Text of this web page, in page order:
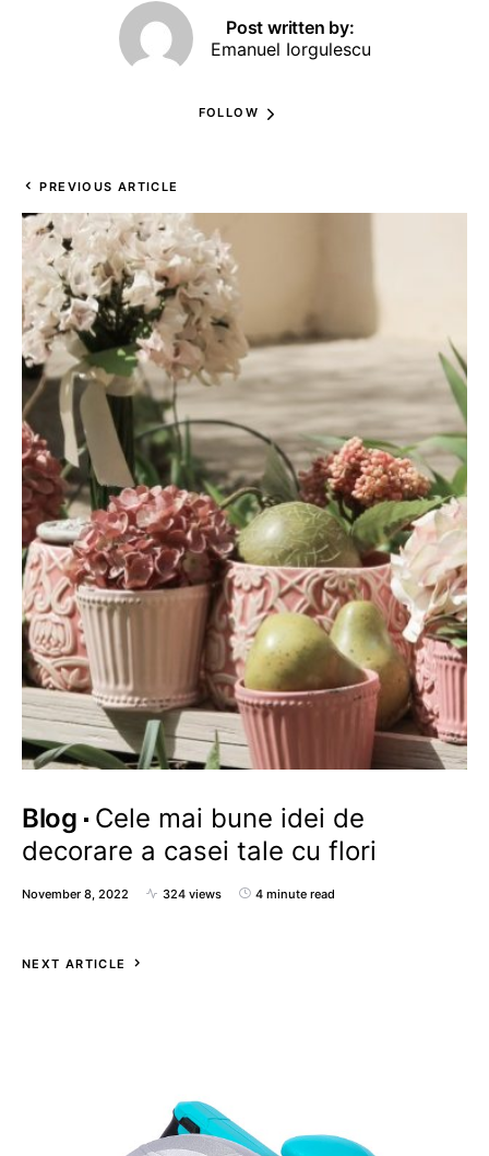
Post written by:
Emanuel Iorgulescu
FOLLOW
PREVIOUS ARTICLE
Blog
Cele mai bune idei de
decorare a casei tale cu flori
November 8, 2022 324 views 4 minute read
NEXT ARTICLE